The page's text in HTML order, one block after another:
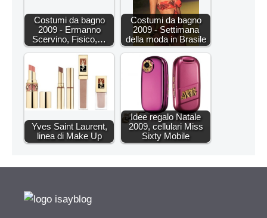
Costumi da bagno
2009 - Ermanno
Scervino, Fisico,…
Costumi da bagno
2009 - Settimana
della moda in Brasile
Yves Saint Laurent,
linea di Make Up
Idee regalo Natale
2009, cellulari Miss
Sixty Mobile